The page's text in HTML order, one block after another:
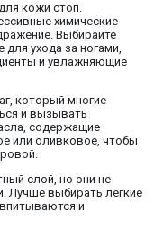
кожи стоп.
химические
Выбирайте
ухода за ногами,
и увлажняющие
который многие
и вызывать
содержащие
или оливковое, чтобы
слой, но они не
Лучше выбирать легкие
и